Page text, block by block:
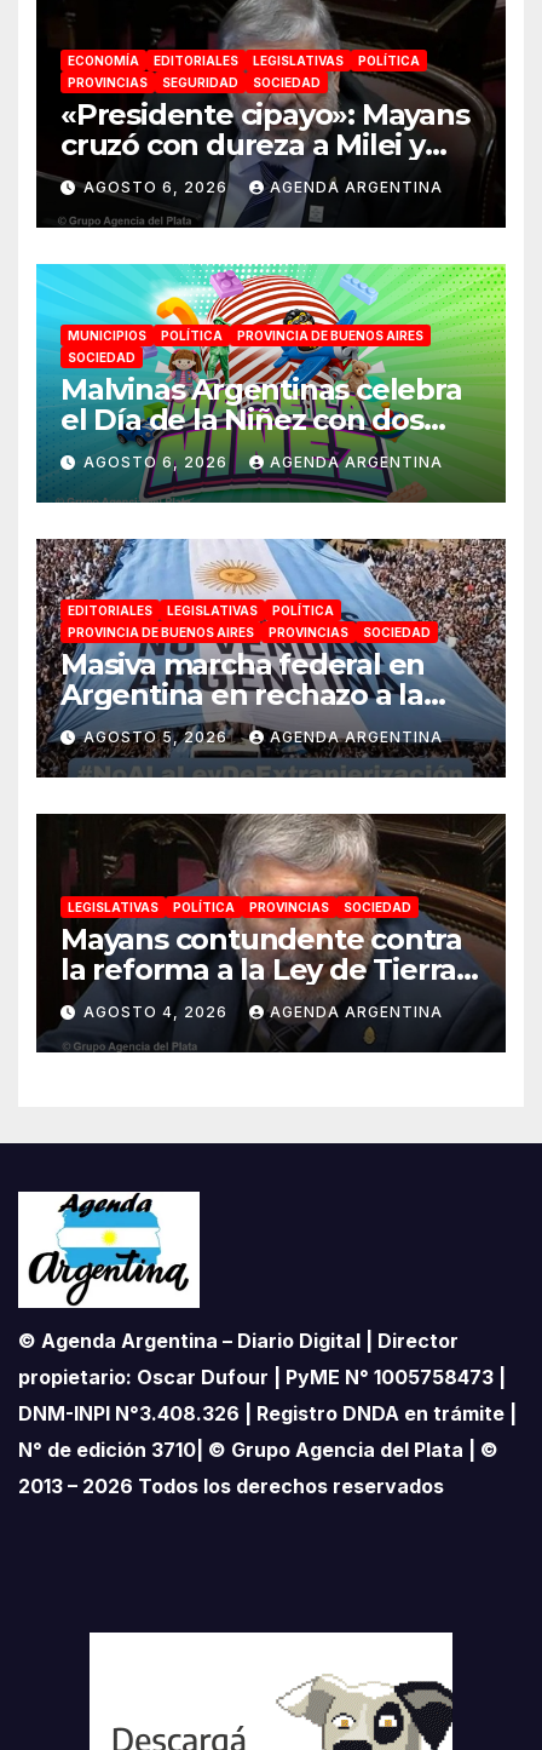
ECONOMÍA EDITORIALES LEGISLATIVAS
POLÍTICA
PROVINCIAS
SEGURIDAD SOCIEDAD
«Presidente cipayo»: Mayans
cruzó con dureza a Milei y
advirtió sobre un juicio
político por traición a la
Patria
AGOSTO 6, 2026 AGENDA ARGENTINA
MUNICIPIOS POLÍTICA
PROVINCIA DE BUENOS AIRES
SOCIEDAD
Malvinas Argentinas celebra
el Día de la Niñez con dos
jornadas de juegos,
espectáculos y actividades
para toda la familia
AGOSTO 6, 2026 AGENDA ARGENTINA
EDITORIALES LEGISLATIVAS
POLÍTICA
PROVINCIA DE BUENOS AIRES
PROVINCIAS SOCIEDAD
Masiva marcha federal en
Argentina en rechazo a la
reforma de la Ley de Tierras
impulsada por Milei: «La
soberanía no se negocia»
AGOSTO 5, 2026 AGENDA ARGENTINA
LEGISLATIVAS POLÍTICA PROVINCIAS SOCIEDAD
Mayans contundente contra
la reforma a la Ley de Tierras:
«Esta ley vende el país»
AGOSTO 4, 2026 AGENDA ARGENTINA
© Agenda Argentina – Diario Digital | Director
propietario: Oscar Dufour | PyME N° 1005758473 |
DNM-INPI N°3.408.326 | Registro DNDA en trámite |
N° de edición 3710| © Grupo Agencia del Plata | ©
2013 – 2026 Todos los derechos reservados